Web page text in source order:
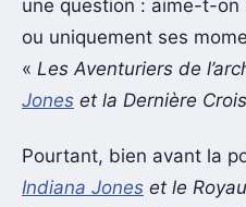
une question : aime-t-on
ou uniquement ses
« Les Aventuriers de
Jones et la Dernière
Pourtant, bien avant la
Indiana Jones et le